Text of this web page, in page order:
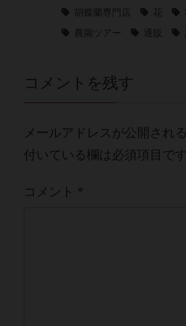
胡蝶蘭専門店
花
農園ツアー
通販
コメントを残す
メールアドレスが公開され
付いている欄は必須項目です
コメント